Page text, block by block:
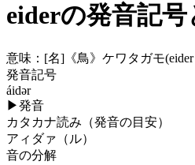
eiderの発音記
意味： [名] 《鳥》ケワタガモ
発音記号
áidər
▶発音
カタカナ読み（発音の目安）
アィダァ（ル）
音の分解